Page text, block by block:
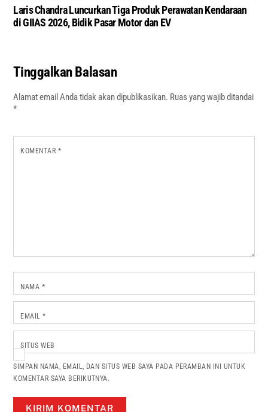
Laris Chandra Luncurkan Tiga Produk Perawatan Kendaraan
di GIIAS 2026, Bidik Pasar Motor dan EV
Tinggalkan Balasan
Alamat email Anda tidak akan dipublikasikan. Ruas yang wajib ditandai
*
KOMENTAR *
NAMA *
EMAIL*
SITUS WEB
SIMPAN NAMA, EMAIL, DAN SITUS WEB SAYA PADA PERAMBAN INI UNTUK
KOMENTAR SAYA BERIKUTNYA.